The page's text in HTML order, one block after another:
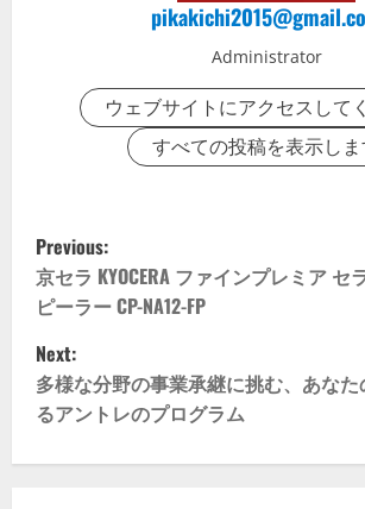
Administrator
ウェブサイトにアクセスして
すべての投稿を表示しま
P
o
s
t
n
Previous:
京セラ KYOCERA ファインプレミア セ
ピーラー CP-NA12-FP
Next:
多様な分野の事業承継に挑む、あな
るアントレのプログラム